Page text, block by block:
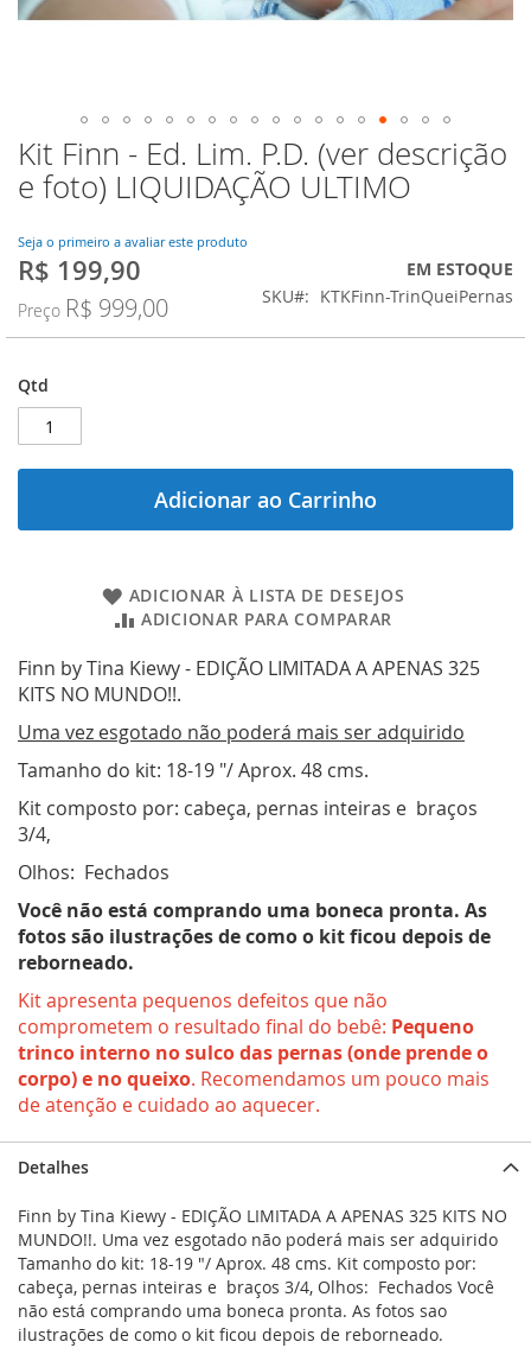
Kit Finn - Ed. Lim. P.D. (ver descrição
e foto) LIQUIDAÇÃO ULTIMO
Seja o primeiro a avaliar este produto
Preço
R$ 199,90
Preço R$ 999,00
EM ESTOQUE
SKU
KTKFinn-TrinQueiPernas
Qtd
Adicionar ao Carrinho
ADICIONAR À LISTA DE DESEJOS
ADICIONAR PARA COMPARAR
Finn by Tina Kiewy - EDIÇÃO LIMITADA A APENAS 325
KITS NO MUNDO!!.
Uma vez esgotado não poderá mais ser adquirido
Tamanho do kit: 18-19 "/ Aprox. 48 cms.
Kit composto por: cabeça, pernas inteiras e braços
3/4,
Olhos: Fechados
Você não está comprando uma boneca pronta. As
fotos são ilustrações de como o kit ficou depois de
reborneado.
Kit apresenta pequenos defeitos que não
comprometem o resultado final do bebê: Pequeno
trinco interno no sulco das pernas (onde prende o
corpo) e no queixo. Recomendamos um pouco mais
de atenção e cuidado ao aquecer.
Saltar
para
o
da
Galeria
imagens
Detalhes
Finn by Tina Kiewy - EDIÇÃO LIMITADA A APENAS 325 KITS NO
MUNDO!!. Uma vez esgotado não poderá mais ser adquirido
Tamanho do kit: 18-19 "/ Aprox. 48 cms. Kit composto por:
cabeça, pernas inteiras e braços 3/4, Olhos: Fechados Você
não está comprando uma boneca pronta. As fotos sao
ilustrações de como o kit ficou depois de reborneado.